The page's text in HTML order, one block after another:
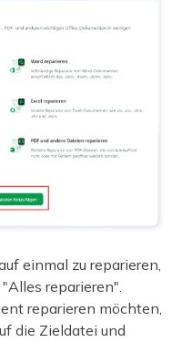
einmal zu reparieren,
reparieren".
reparieren möchten,
die Zieldatei und